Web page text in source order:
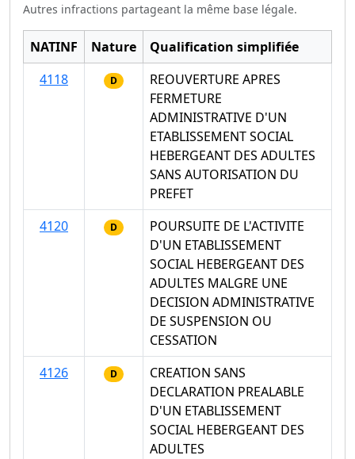
Autres infractions partageant la même base légale.
NATINF Nature
Qualification simplifiée
4118
D
REOUVERTURE APRES
FERMETURE
ADMINISTRATIVE D'UN
ETABLISSEMENT SOCIAL
HEBERGEANT DES ADULTES
SANS AUTORISATION DU
PREFET
4120
D
POURSUITE DE L'ACTIVITE
D'UN ETABLISSEMENT
SOCIAL HEBERGEANT DES
ADULTES MALGRE UNE
DECISION ADMINISTRATIVE
DE SUSPENSION OU
CESSATION
4126
D
CREATION SANS
DECLARATION PREALABLE
D'UN ETABLISSEMENT
SOCIAL HEBERGEANT DES
ADULTES